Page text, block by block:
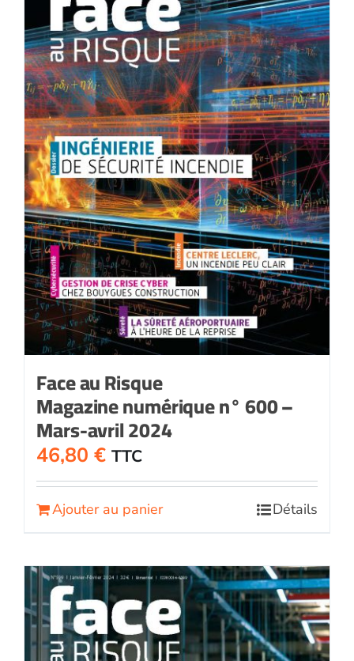
Face au Risque
Magazine numérique n° 600 –
Mars-avril 2024
46,80 € TTC
Ajouter au panier Détails